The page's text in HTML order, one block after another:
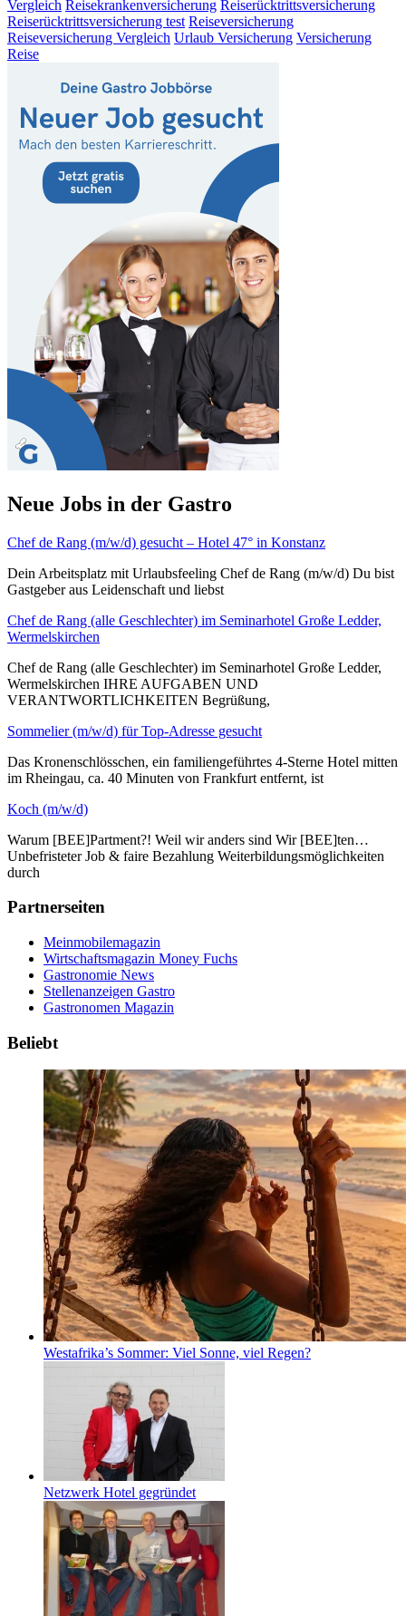
Vergleich Reisekrankenversicherung Reiserücktrittsversicherung
Reiserücktrittsversicherung test Reiseversicherung
Reiseversicherung Vergleich Urlaub Versicherung Versicherung
Reise
Neue Jobs in der Gastro
Chef de Rang (m/w/d) gesucht – Hotel 47° in Konstanz
Dein Arbeitsplatz mit Urlaubsfeeling Chef de Rang (m/w/d) Du bist
Gastgeber aus Leidenschaft und liebst
Chef de Rang (alle Geschlechter) im Seminarhotel Große Ledder,
Wermelskirchen
Chef de Rang (alle Geschlechter) im Seminarhotel Große Ledder,
Wermelskirchen IHRE AUFGABEN UND
VERANTWORTLICHKEITEN Begrüßung,
Sommelier (m/w/d) für Top-Adresse gesucht
Das Kronenschlösschen, ein familiengeführtes 4-Sterne Hotel mitten
im Rheingau, ca. 40 Minuten von Frankfurt entfernt, ist
Koch (m/w/d)
Warum [BEE]Partment?! Weil wir anders sind Wir [BEE]ten…
Unbefristeter Job & faire Bezahlung Weiterbildungsmöglichkeiten
durch
Partnerseiten
Meinmobilemagazin
Wirtschaftsmagazin Money Fuchs
Gastronomie News
Stellenanzeigen Gastro
Gastronomen Magazin
Beliebt
Westafrika’s Sommer: Viel Sonne, viel Regen?
Netzwerk Hotel gegründet